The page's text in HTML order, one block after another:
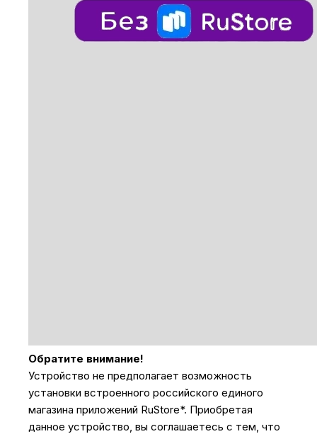
Обратите внимание!
Устройство не предполагает возможность
установки встроенного российского единого
магазина приложений RuStore*. Приобретая
данное устройство, вы соглашаетесь с тем, что